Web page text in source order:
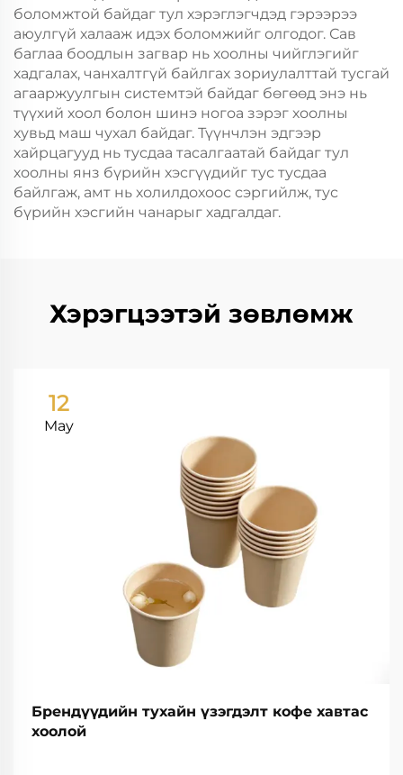
боломжтой байдаг тул хэрэглэгчдэд гэрээрээ
аюулгүй халааж идэх боломжийг олгодог. Сав
баглаа боодлын загвар нь хоолны чийглэгийг
хадгалах, чанхалтгүй байлгах зориулалттай тусгай
агааржуулгын системтэй байдаг бөгөөд энэ нь
түүхий хоол болон шинэ ногоа зэрэг хоолны
хувьд маш чухал байдаг. Түүнчлэн эдгээр
хайрцагууд нь тусдаа тасалгаатай байдаг тул
хоолны янз бүрийн хэсгүүдийг тус тусдаа
байлгаж, амт нь холилдохоос сэргийлж, тус
бүрийн хэсгийн чанарыг хадгалдаг.
Хэрэгцээтэй зөвлөмж
12
May
Брендүүдийн тухайн үзэгдэлт кофе хавтас
хоолой